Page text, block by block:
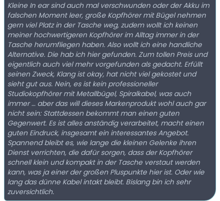
Kleine In ear sind auch mal verschwunden oder der Akku im
falschen Moment leer, große Kopfhörer mit Bügel nehmen
gern viel Platz in der Tasche weg, zudem wollt ich keinen
meiner hochwertigeren Kopfhörer im Alltag immer in der
Tasche herumfliegen haben. Also wollt ich eine handliche
Alternative. Die hab ich hier gefunden. Zum tollen Preis und
eigentlich auch viel mehr vorgefunden als gedacht. Erfüllt
seinen Zweck, Klang ist okay, hat nicht viel gekostet und
sieht gut aus. Nein, es ist kein professioneller
Studiokopfhörer mit Metallbügel, Spiralkabel, was auch
immer … aber das will dieses Markenprodukt wohl auch gar
nicht sein: Stattdessen bekommt man einen guten
Gegenwert. Es ist alles anständig verarbeitet, macht einen
guten Eindruck, insgesamt ein interessantes Angebot.
Spannend bleibt es, wie lange die kleinen Gelenke ihren
Dienst verrichten, die dafür sorgen, dass der Kopfhörer
schnell klein und kompakt in der Tasche verstaut werden
kann, was ja einer der großen Pluspunkte hier ist. Oder wie
lang das dünne Kabel intakt bleibt. Bislang bin ich sehr
zuversichtlich.